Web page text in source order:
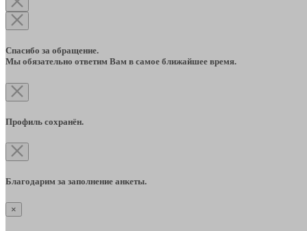
Спасибо за обращение.
Мы обязательно ответим Вам в самое ближайшее время.
Профиль сохранён.
Благодарим за заполнение анкеты.
×